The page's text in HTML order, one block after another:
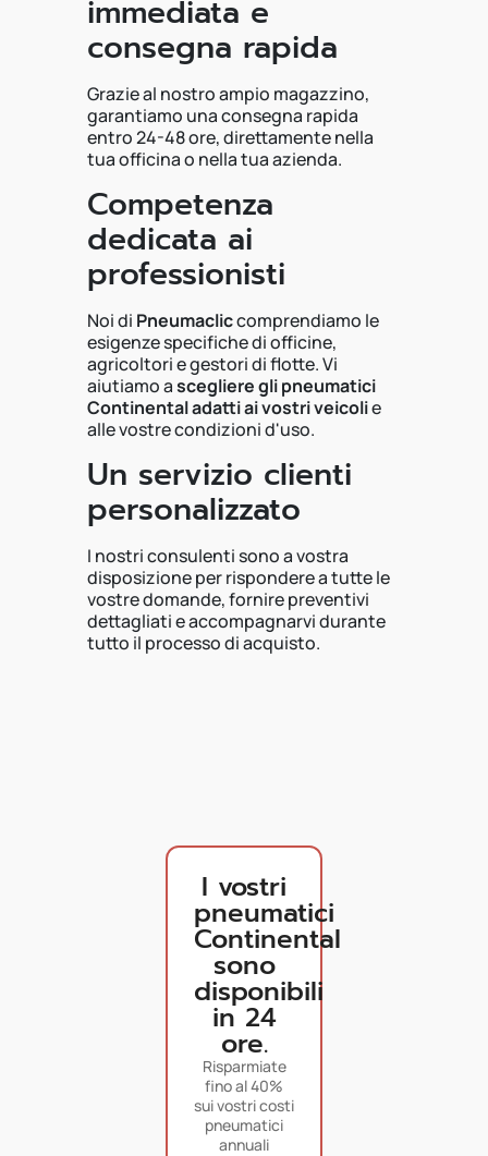
immediata e
consegna rapida
Grazie al nostro ampio magazzino,
garantiamo una consegna rapida
entro 24-48 ore, direttamente nella
tua officina o nella tua azienda.
Competenza
dedicata ai
professionisti
Noi di Pneumacliccomprendiamo le
esigenze specifiche di officine,
agricoltori e gestori di flotte. Vi
aiutiamo ascegliere gli pneumatici
Continental adatti ai vostri veicolie
alle vostre condizioni d'uso.
Un servizio clienti
personalizzato
I nostri consulenti sono a vostra
disposizione per rispondere a tutte le
vostre domande, fornire preventivi
dettagliati e accompagnarvi durante
tutto il processo di acquisto.
I vostri
pneumatici
Continental
sono
disponibili
in 24
ore.
Risparmiate
fino al 40%
sui vostri costi
pneumatici
annuali